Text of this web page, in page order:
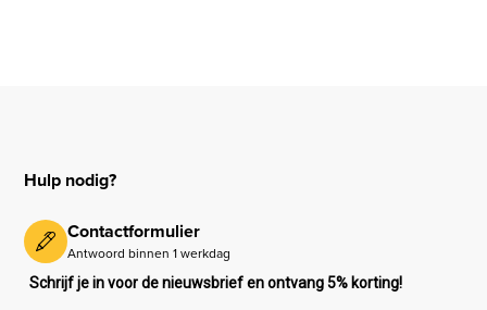
Hulp nodig?
Contactformulier
Antwoord binnen 1 werkdag
Schrijf je in voor de nieuwsbrief en ontvang 5% korting!